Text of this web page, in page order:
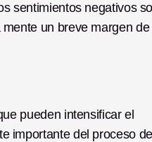
sentimientos negativos
un breve margen de
pueden intensificar el
importante del proceso de